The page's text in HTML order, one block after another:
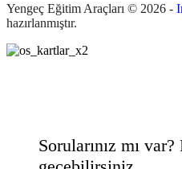
Yengeç Eğitim Araçları © 2026 -
hazırlanmıştır.
Sorularınız mı